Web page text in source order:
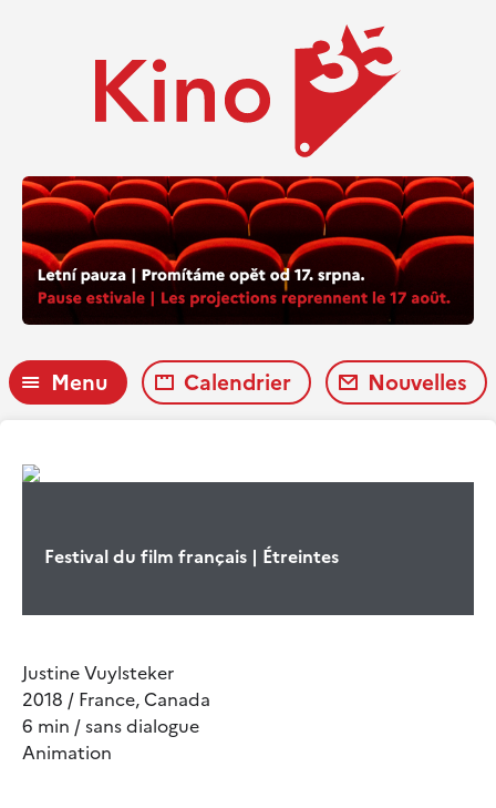
Menu Calendrier Nouvelles
Festival du film français | Étreintes
Justine Vuylsteker
2018 / France, Canada
6 min / sans dialogue
Animation